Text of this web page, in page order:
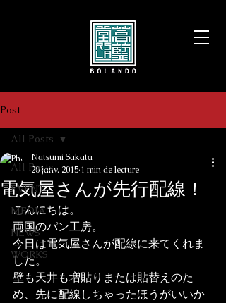
Post
All Posts
EVENT
MEDIA
NEWS
WORKS
All Posts
電気屋さんが先行配線！
Natsumi Sakata
20 janv. 2015 1 min de lecture
こんにちは。
両国のパン工房。
今日は電気屋さんが配線に来てくれま
した。
壁も天井も増貼りまたは貼替えのた
め、先に配線しちゃったほうがいいか